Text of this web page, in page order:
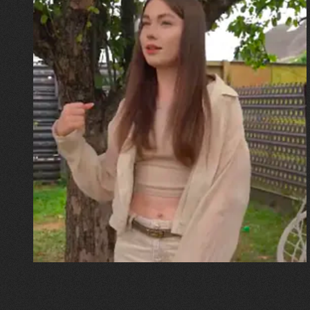
30.07.2026
Калина, Дарина та Віра Папроцькі
"Хвиля була, як від моря,
прозора і велика… Я ледве
встигла схопити племінницю"